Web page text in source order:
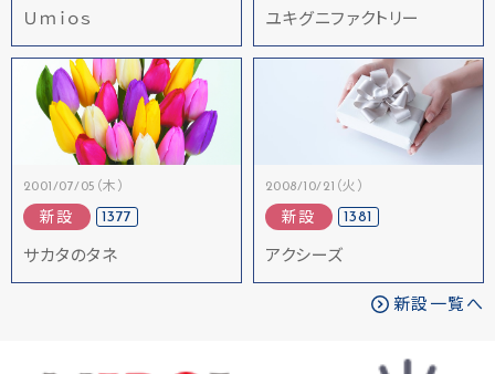
Ｕｍｉｏｓ ユキグニファクトリー
2001/07/05（木）
新設 1377
サカタのタネ
2008/10/21（火）
新設 1381
アクシーズ
新設一覧へ